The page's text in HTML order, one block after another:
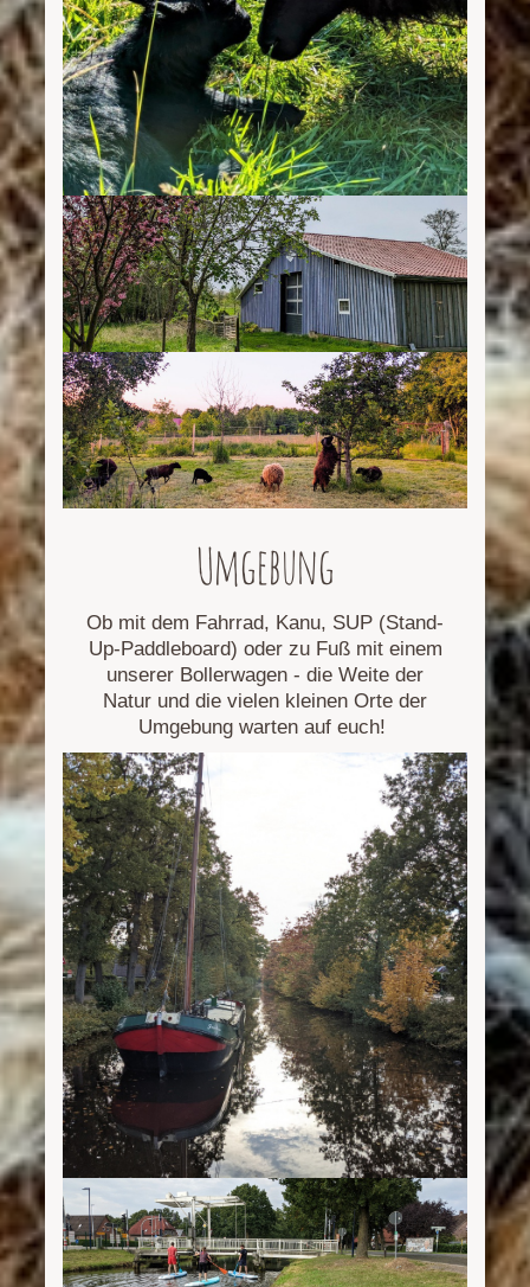
Umgebung
Ob mit dem Fahrrad, Kanu, SUP (Stand-
Up-Paddleboard) oder zu Fuß mit einem
unserer Bollerwagen - die Weite der
Natur und die vielen kleinen Orte der
Umgebung warten auf euch!